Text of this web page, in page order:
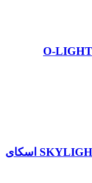
لایت کیور دیمتک DMETEC مدل SKYLIGHT اسکای